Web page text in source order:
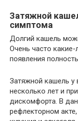
Затяжной
симптома
Долгий кашель
Очень часто
появления
Затяжной кашель у
несколько лет и
дискомфорта. В
рефлекторном